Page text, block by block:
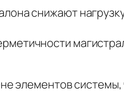
снижают
элементов